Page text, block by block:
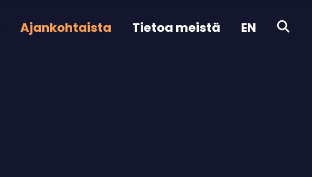
Ajankohtaista Tietoa meistä EN